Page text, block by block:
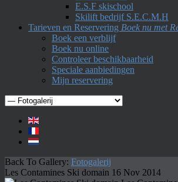
E.S.F skischool
Skilift bedrijf S.E.C.M.H
Tarieven en Reservering Boek nu met
Boek een verblijf
Boek nu online
Controleer beschikbaarheid
Speciale aanbiedingen
Mijn reservering
Back To Gallery: Fotogalerij
Les Contamines Ski domain 16 Nov 2014